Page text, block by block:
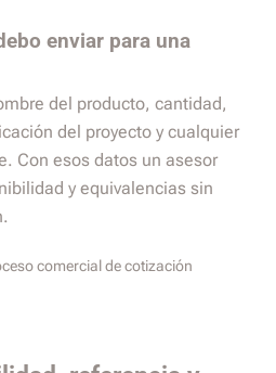
enviar para una
del producto, cantidad,
del proyecto y cualquier
Con esos datos un asesor
y equivalencias sin
comercial de cotización